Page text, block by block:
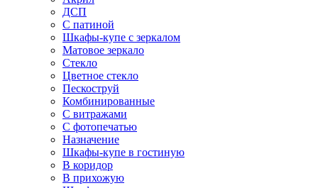
ДСП
С патиной
Шкафы-купе с зеркалом
Матовое зеркало
Стекло
Цветное стекло
Пескоструй
Комбинированные
С витражами
С фотопечатью
Назначение
Шкафы-купе в гостиную
В коридор
В прихожую